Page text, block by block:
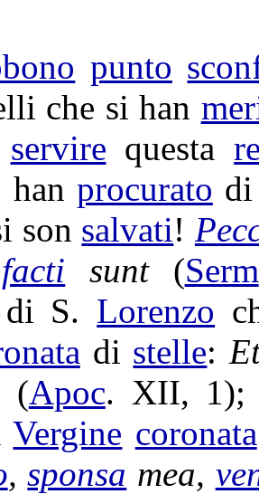
punto
che si han
servire questa
han procurato
son salvati!
facti sunt (Serm
di S. Lorenzo
di stelle:
(Apoc. XII, 1);
Vergine coronata
,sponsa mea,